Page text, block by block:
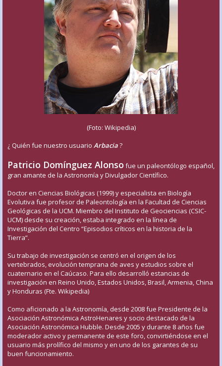
(Foto: Wikipedia)
¿ Quién fue nuestro usuario Arbacia?
Patricio Domínguez Alonso fue un paleontólogo español,
gran amante de la Astronomía y Divulgador Científico.
Doctor en Ciencias Biológicas (1999) y especialista en Biología
Evolutiva fue profesor de Paleontología en la Facultad de Ciencias
Geológicas de la UCM. Miembro del Instituto de Geociencias (CSIC-
UCM) desde su creación, estaba integrado en la línea de
Investigación del Centro “Episodios críticos en la historia de la
Tierra”.
Su trabajo de investigación se centró en el origen de los
vertebrados, evolución temprana de aves y estudios sobre el
cuaternario en el Caúcaso. Para ello desarrolló estancias de
investigación en Reino Unido, Estados Unidos, Brasil, Armenia, China
y Honduras (Fte. Wikipedia)
Como aficionado a la Astronomía, desde 2008 fue Presidente de la
Asociación Astronómica AstroHenares y socio destacado de la
Asociación Astronómica Hubble. Desde 2005 y durante 8 años fue
moderador activo y permanente de este foro, convirtiéndose en el
usuario más prolífico del mismo y en uno de los garantes de su
buen funcionamiento.